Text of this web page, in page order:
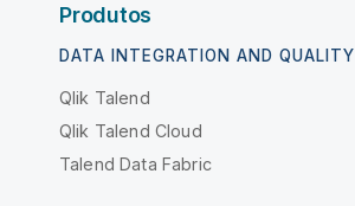
Produtos
DATA INTEGRATION AND QUALITY
Qlik Talend
Qlik Talend Cloud
Talend Data Fabric